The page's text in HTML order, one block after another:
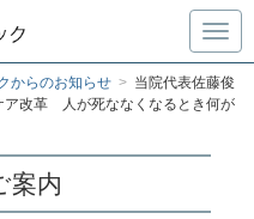
からのお知らせ > 当院代表佐藤俊
改革 人が死ななくなるとき何が
案内